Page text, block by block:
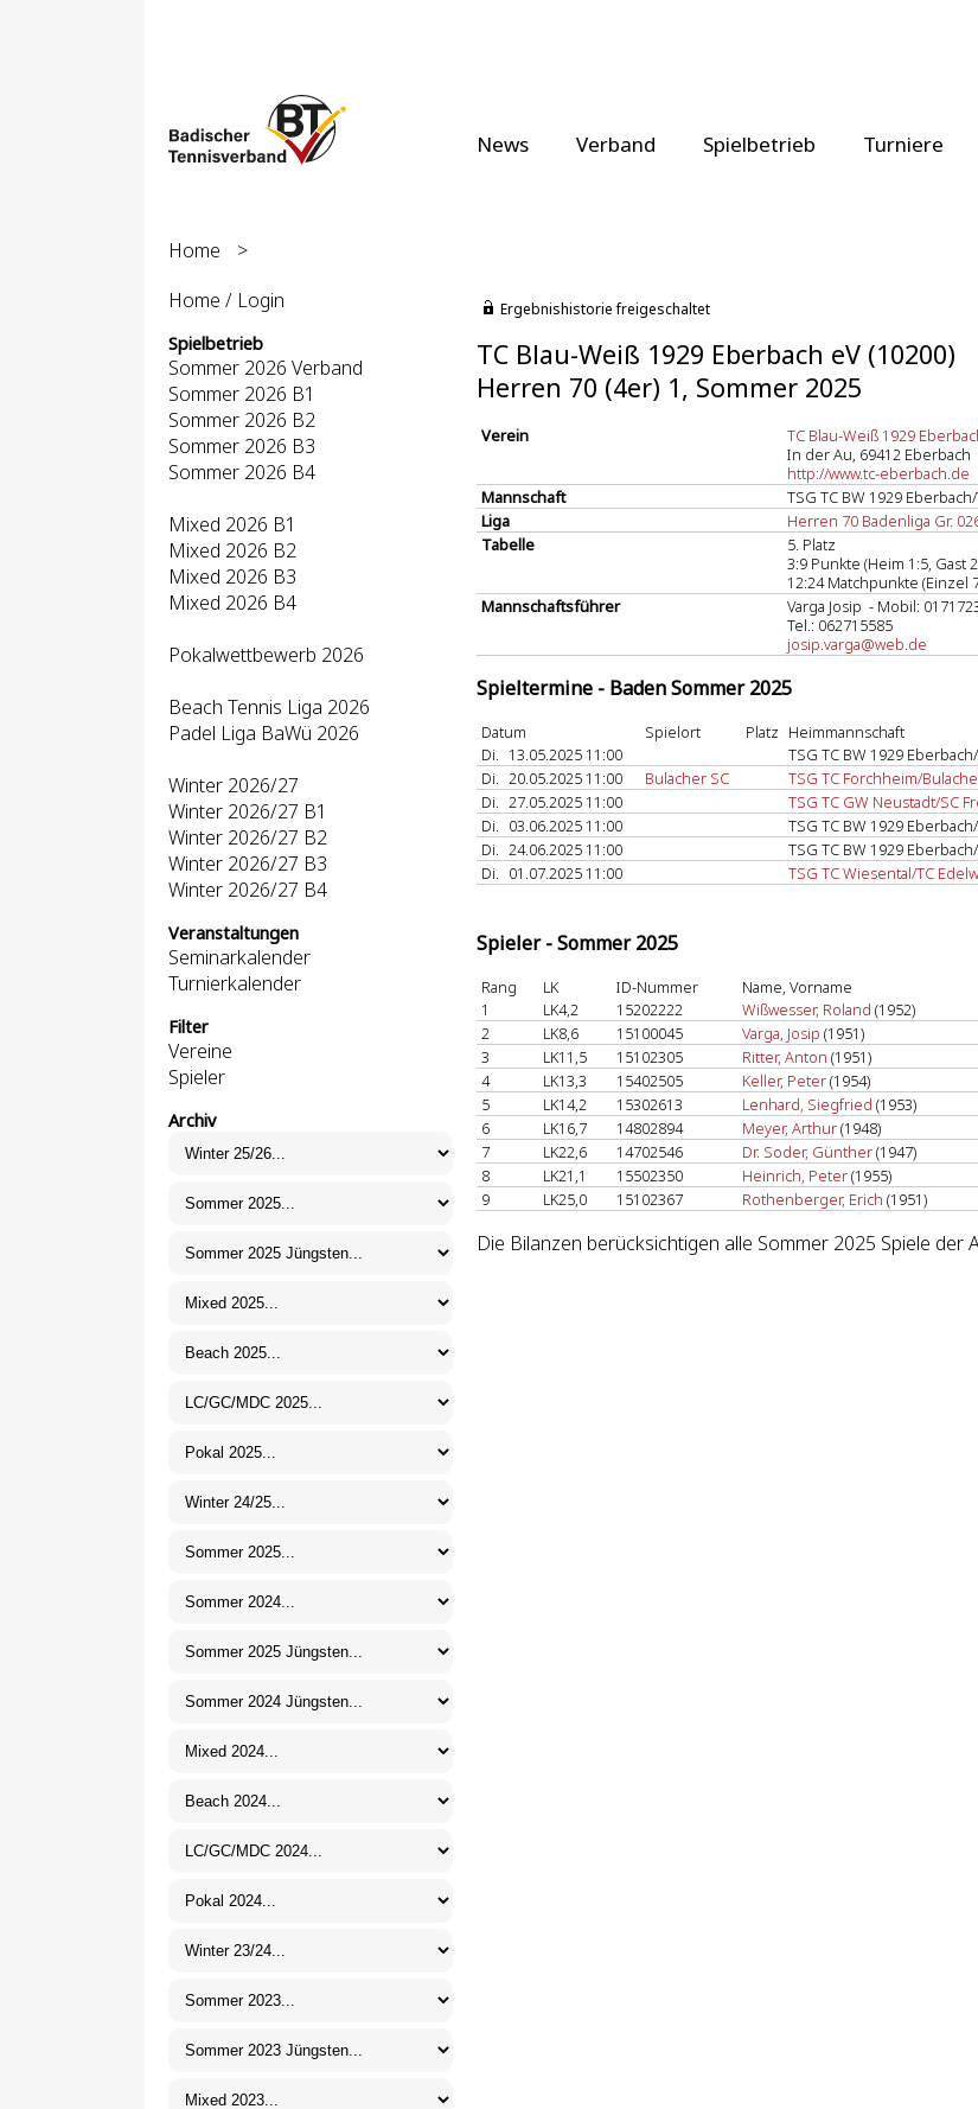
News Verband Spielbetrieb Turniere
Home
>
Home / Login
Spielbetrieb
Sommer 2026 Verband
Sommer 2026 B1
Sommer 2026 B2
Sommer 2026 B3
Sommer 2026 B4
Mixed 2026 B1
Mixed 2026 B2
Mixed 2026 B3
Mixed 2026 B4
Pokalwettbewerb 2026
Beach Tennis Liga 2026
Padel Liga BaWü 2026
Winter 2026/27
Winter 2026/27 B1
Winter 2026/27 B2
Winter 2026/27 B3
Winter 2026/27 B4
Veranstaltungen
Seminarkalender
Turnierkalender
Filter
Vereine
Spieler
Archiv
Ergebnishistorie freigeschaltet
TC Blau-Weiß 1929 Eberbach eV (10200)
Herren 70 (4er) 1, Sommer 2025
Verein
TC Blau-Weiß 1929
In der Au, 69412 Eberbach
http://www.tc-eberbach.de
Mannschaft
TSG TC BW 1929
Liga
Herren 70 Badenliga Gr.
Tabelle
5. Platz
3:9 Punkte (Heim 1:5, Gast
12:24 Matchpunkte (Einzel
Mannschaftsführer
Varga Josip - Mobil:
Tel.: 062715585
josip.varga@web.de
Spieltermine - Baden Sommer 2025
Datum Spielort Platz Heimmannschaft
Di. 13.05.2025 11:00 TSG TC BW 1929
Di. 20.05.2025 11:00 Bulacher SC TSG TC Forchheim/
Di. 27.05.2025 11:00 TSG TC GW Neustadt/SC
Di. 03.06.2025 11:00 TSG TC BW 1929
Di. 24.06.2025 11:00 TSG TC BW 1929
Di. 01.07.2025 11:00 TSG TC Wiesental/TC
Spieler - Sommer 2025
Rang LK ID-Nummer Name, Vorname
1
LK4,2 15202222 Wißwesser, Roland (1952)
2
LK8,6 15100045 Varga, Josip (1951)
3
LK11,5 15102305 Ritter, Anton (1951)
4
LK13,3 15402505 Keller, Peter(1954)
5
LK14,2 15302613 Lenhard, Siegfried (1953)
6
LK16,7 14802894 Meyer, Arthur(1948)
7
LK22,6 14702546 Dr. Soder, Günther(1947)
8
LK21,1 15502350 Heinrich, Peter(1955)
9
LK25,0 15102367 Rothenberger, Erich (1951)
Die Bilanzen berücksichtigen alle Sommer 2025 Spiele der